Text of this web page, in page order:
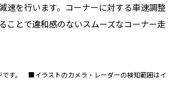
速を行います。コーナーに対する車速調整
ことで違和感のないスムーズなコーナー走
す。 ■イラストのカメラ・レーダーの検知範囲はイ